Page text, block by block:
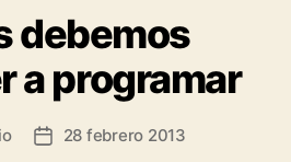
debemos
a programar
Post28 febrero 2013